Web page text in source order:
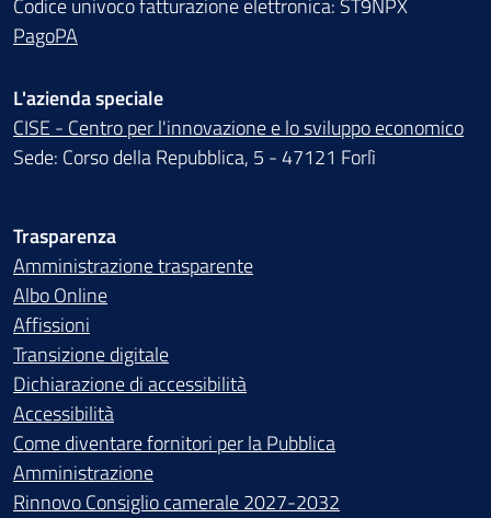
Codice univoco fatturazione elettronica: ST9NPX
PagoPA
L'azienda speciale
CISE - Centro per l'innovazione e lo sviluppo economico
Sede: Corso della Repubblica, 5 - 47121 Forlì
Trasparenza
Amministrazione trasparente
Albo Online
Affissioni
Transizione digitale
Dichiarazione di accessibilità
Accessibilità
Come diventare fornitori per la Pubblica
Amministrazione
Rinnovo Consiglio camerale 2027-2032